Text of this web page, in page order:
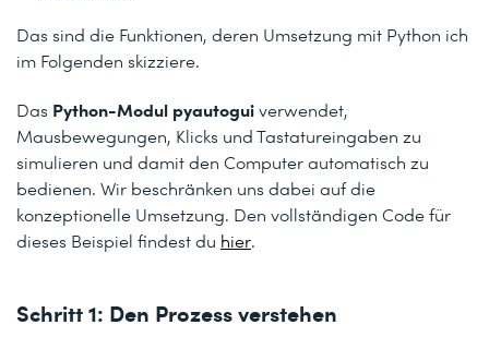
Das sind die Funktionen, deren Umsetzung mit Python ich
im Folgenden skizziere.
Das Python-Modul pyautoguiverwendet,
Mausbewegungen, Klicks und Tastatureingaben zu
simulieren und damit den Computer automatisch zu
bedienen. Wir beschränken uns dabei auf die
konzeptionelle Umsetzung. Den vollständigen Code für
dieses Beispiel findest du hier.
Schritt 1: Den Prozess verstehen